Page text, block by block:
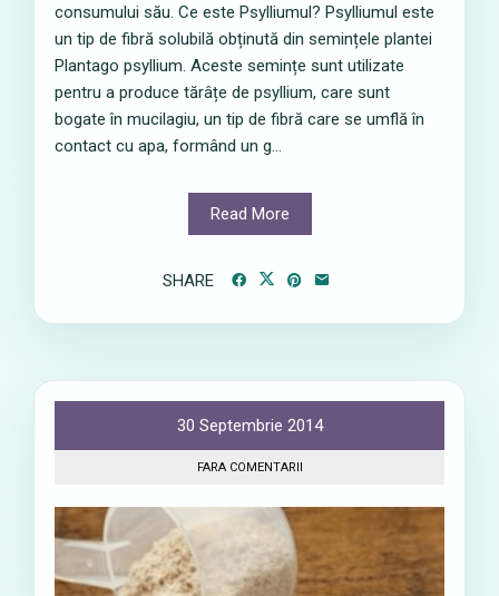
consumului său. Ce este Psylliumul? Psylliumul este
un tip de fibră solubilă obținută din semințele plantei
Plantago psyllium. Aceste semințe sunt utilizate
pentru a produce tărâțe de psyllium, care sunt
bogate în mucilagiu, un tip de fibră care se umflă în
contact cu apa, formând un g...
Read More
SHARE
30 Septembrie 2014
FARA COMENTARII